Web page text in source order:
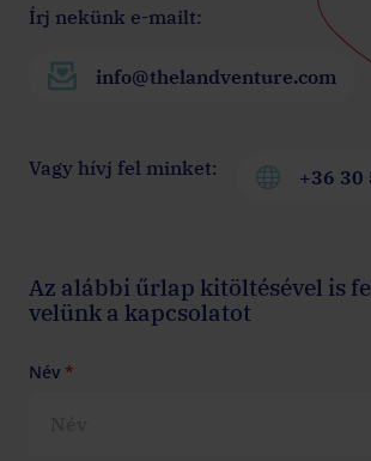
Írj nekünk e-mailt:
info@thelandventure.com
Vagy hívj fel minket: +36 30
Az alábbi űrlap kitöltésével is
velünk a kapcsolatot
Név *